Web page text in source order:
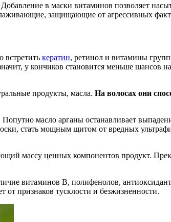
в маски витаминов позволяет
защищающие от агрессивных
встретить кератин, ретинол и витамины
у кончиков становится меньше шансов
продукты, масла. На волосах они
масло арганы останавливает
стать мощным щитом от вредных
массу ценных компонентов продукт.
витаминов В, полифенолов,
признаков тусклости и безжизненности.